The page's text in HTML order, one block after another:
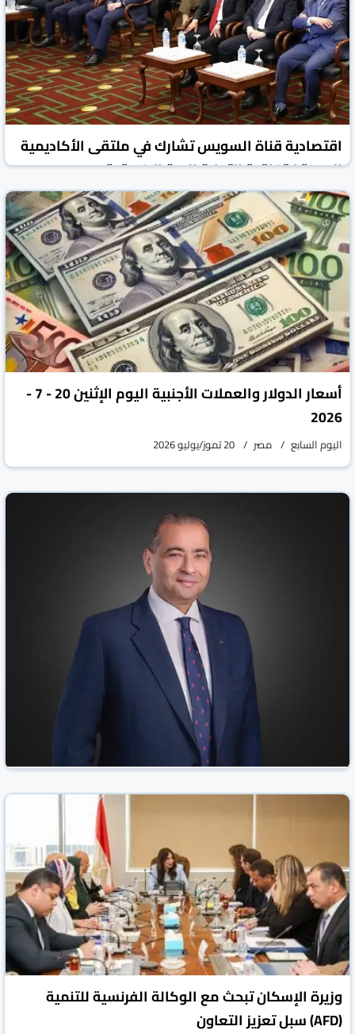
اقتصادية قناة السويس تشارك في ملتقى الأكاديمية
العربية لاتفاقية التجارة الحرة الإفريقية
جريدة الشروق المصرية مصر 20 تموز/يوليو 2026
أسعار الدولار والعملات الأجنبية اليوم الإثنين 20 - 7 -
2026
اليوم السابع مصر 20 تموز/يوليو 2026
التموين والمصرية للاتصالات يبحثان دعم التحول
الرقمي وتطوير الخدمات الحكومية
وزيرة الإسكان تبحث مع الوكالة الفرنسية للتنمية
(AFD) سبل تعزيز التعاون